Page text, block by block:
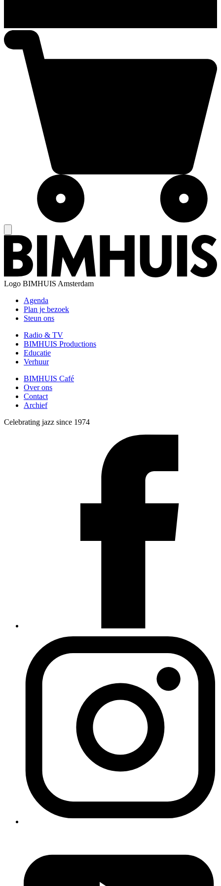
Logo BIMHUIS Amsterdam
Agenda
Plan je bezoek
Steun ons
Radio & TV
BIMHUIS Productions
Educatie
Verhuur
BIMHUIS Café
Over ons
Contact
Archief
Celebrating jazz since 1974